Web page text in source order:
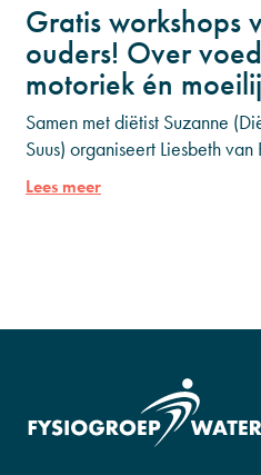
Gratis workshops
ouders! Over
motoriek én
Samen met diëtist Suzanne
Suus) organiseert Liesbeth
Waterland twee gezellige én
avonden vol herkenning en
Lees meer